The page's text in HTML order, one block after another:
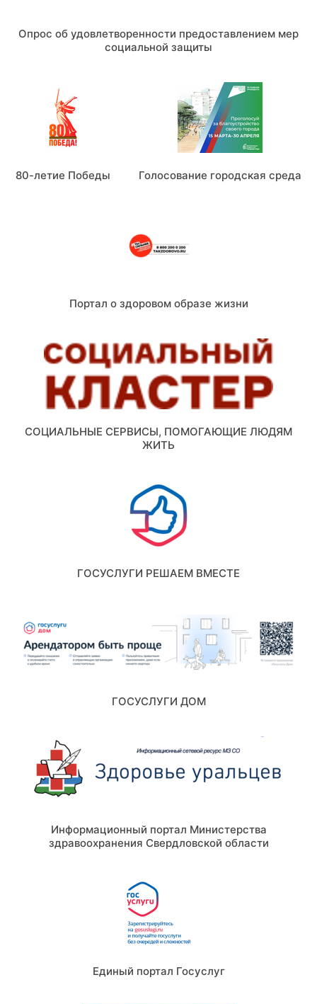
Опрос об удовлетворенности предоставлением мер
социальной защиты
80-летие Победы Голосование городская среда
Портал о здоровом образе жизни
СОЦИАЛЬНЫЕ СЕРВИСЫ, ПОМОГАЮЩИЕ ЛЮДЯМ
ЖИТЬ
ГОСУСЛУГИ РЕШАЕМ ВМЕСТЕ
ГОСУСЛУГИ ДОМ
Информационный портал Министерства
здравоохранения Свердловской области
Единый портал Госуслуг